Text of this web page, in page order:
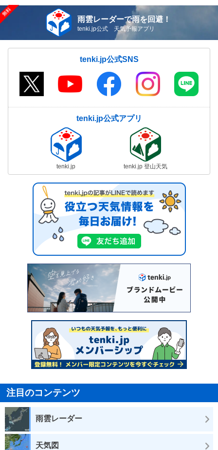
雨雲レーダーで雨を回避！
tenki.jp公式 天気予報アプリ
tenki.jp公式SNS
tenki.jp公式アプリ
tenki.jp tenki.jp 登山天気
注目のコンテンツ
雨雲レーダー
天気図